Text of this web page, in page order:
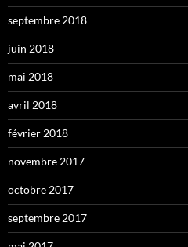
septembre 2018
juin 2018
mai 2018
avril 2018
février 2018
novembre 2017
octobre 2017
septembre 2017